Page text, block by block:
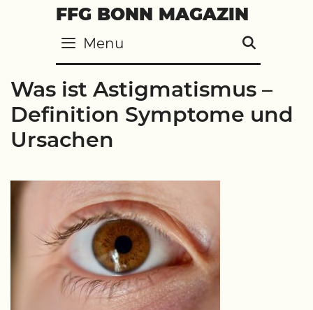
FFG BONN MAGAZIN
Menu
Was ist Astigmatismus –
Definition Symptome und
Ursachen